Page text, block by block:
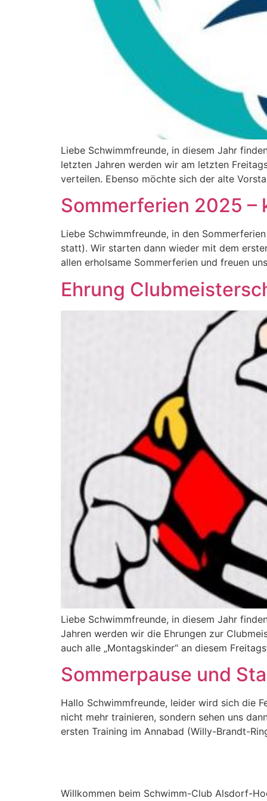
Liebe Schwimmfreunde, in diesem Jahr
letzten Jahren werden wir am letzten
verteilen. Ebenso möchte sich der alte
Sommerferien 2025 –
Liebe Schwimmfreunde, in den
statt). Wir starten dann wieder mit dem
allen erholsame Sommerferien und freuen
Ehrung
Liebe Schwimmfreunde, in diesem Jahr
Jahren werden wir die Ehrungen zur
auch alle „Montagskinder“ an diesem
Sommerpause und
Hallo Schwimmfreunde, leider wird sich die
nicht mehr trainieren, sondern sehen uns
ersten Training im Annabad (Willy-Brandt-
Willkommen beim Schwimm-Club Alsdorf-